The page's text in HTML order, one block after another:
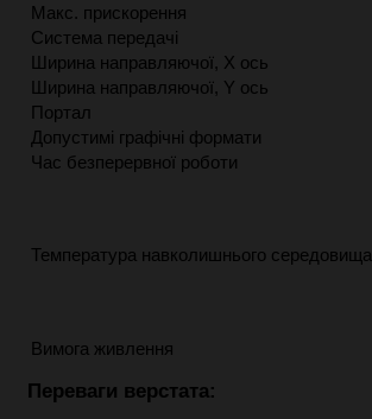
Макс. прискорення
Система передачі
Ширина направляючої, X ось
Ширина направляючої, Y ось
Портал
Допустимі графічні формати
Час безперервної роботи
Температура навколишнього середовища
Вимога живлення
Переваги верстата: